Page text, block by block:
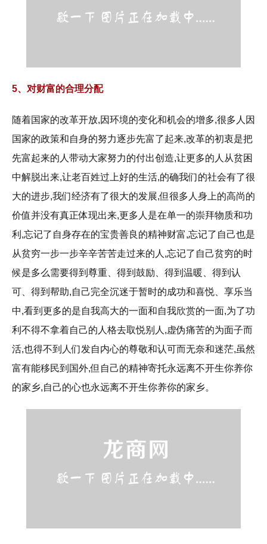
5、对财富的合理分配
随着国家的改革开放,因环境的变化和机会的增多,很多人因
国家的政策和自身的努力逐步先富了起来,改革的初衷是把
先富起来的人带动大家努力的付出创造,让更多的人从贫困
中解脱出来,让老百姓过上好的生活,的确我们的社会有了很
大的进步,我们经济有了很大的发展,但很多人身上的高尚的
价值并没有真正体现出来,更多人是在单一的崇拜物质和功
利,忘记了自身存在的宝贵善良的精神财富,忘记了自己也是
从贫穷一步一步辛辛苦苦走过来的人,忘记了自己贫穷的时
候是多么需要得到尊重、得到鼓励、得到温暖、得到认
可、得到帮助,自己完全沉迷于暂时的成功和喜悦、享乐当
中,看到更多的是自我高大的一面和自我欣赏的一面,为了功
利不得不拿着自己的人格去取悦别人,虚伪痛苦的为面子而
活,也得不到人们发自内心的尊敬和认可而无奈和迷茫,虽然
富有能移民到国外,但自己的精神寄托永远离不开生你养你
的家乡,自己的心也永远离不开生你养你的家乡。